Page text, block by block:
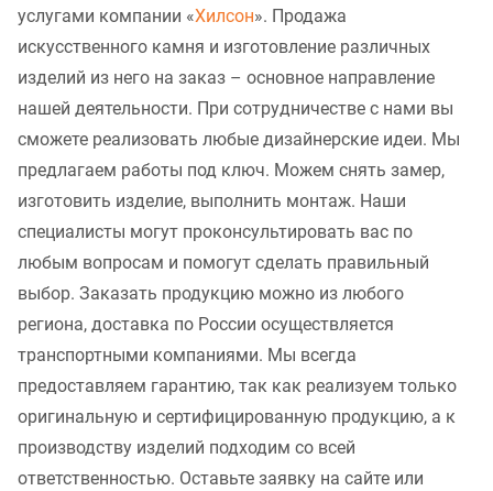
услугами компании «Хилсон». Продажа
искусственного камня и изготовление различных
изделий из него на заказ – основное направление
нашей деятельности. При сотрудничестве с нами вы
сможете реализовать любые дизайнерские идеи. Мы
предлагаем работы под ключ. Можем снять замер,
изготовить изделие, выполнить монтаж. Наши
специалисты могут проконсультировать вас по
любым вопросам и помогут сделать правильный
выбор. Заказать продукцию можно из любого
региона, доставка по России осуществляется
транспортными компаниями. Мы всегда
предоставляем гарантию, так как реализуем только
оригинальную и сертифицированную продукцию, а к
производству изделий подходим со всей
ответственностью. Оставьте заявку на сайте или